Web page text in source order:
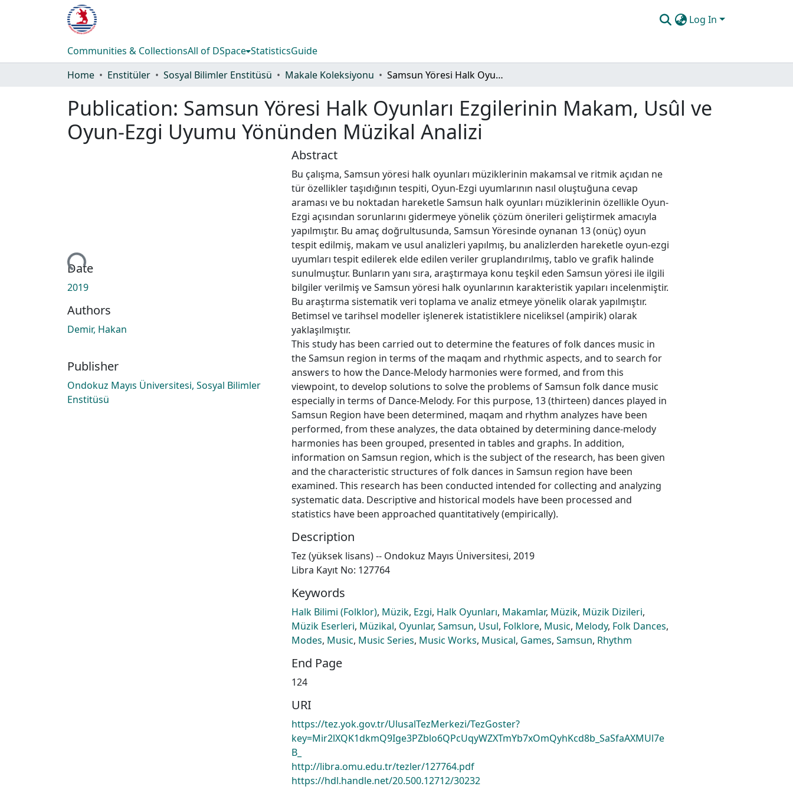
Log In
Communities & CollectionsAll of DSpace StatisticsGuide
Home
Enstitüler Sosyal Bilimler Enstitüsü Makale Koleksiyonu Samsun Yöresi Halk Oyunları Ezgilerinin Makam, Usûl ve Oyun-Ezgi Uyumu Yönünden Müzikal Analizi
Publication: Samsun Yöresi Halk Oyunları Ezgilerinin Makam, Usûl ve
Oyun-Ezgi Uyumu Yönünden Müzikal Analizi
Loading...
Date
2019
Authors
Demir, Hakan
Publisher
Ondokuz Mayıs Üniversitesi, Sosyal Bilimler
Enstitüsü
Abstract
Bu çalışma, Samsun yöresi halk oyunları müziklerinin makamsal ve ritmik açıdan ne
tür özellikler taşıdığının tespiti, Oyun-Ezgi uyumlarının nasıl oluştuğuna cevap
araması ve bu noktadan hareketle Samsun halk oyunları müziklerinin özellikle Oyun-
Ezgi açısından sorunlarını gidermeye yönelik çözüm önerileri geliştirmek amacıyla
yapılmıştır. Bu amaç doğrultusunda, Samsun Yöresinde oynanan 13 (onüç) oyun
tespit edilmiş, makam ve usul analizleri yapılmış, bu analizlerden hareketle oyun-ezgi
uyumları tespit edilerek elde edilen veriler gruplandırılmış, tablo ve grafik halinde
sunulmuştur. Bunların yanı sıra, araştırmaya konu teşkil eden Samsun yöresi ile ilgili
bilgiler verilmiş ve Samsun yöresi halk oyunlarının karakteristik yapıları incelenmiştir.
Bu araştırma sistematik veri toplama ve analiz etmeye yönelik olarak yapılmıştır.
Betimsel ve tarihsel modeller işlenerek istatistiklere niceliksel (ampirik) olarak
yaklaşılmıştır.
This study has been carried out to determine the features of folk dances music in
the Samsun region in terms of the maqam and rhythmic aspects, and to search for
answers to how the Dance-Melody harmonies were formed, and from this
viewpoint, to develop solutions to solve the problems of Samsun folk dance music
especially in terms of Dance-Melody. For this purpose, 13 (thirteen) dances played in
Samsun Region have been determined, maqam and rhythm analyzes have been
performed, from these analyzes, the data obtained by determining dance-melody
harmonies has been grouped, presented in tables and graphs. In addition,
information on Samsun region, which is the subject of the research, has been given
and the characteristic structures of folk dances in Samsun region have been
examined. This research has been conducted intended for collecting and analyzing
systematic data. Descriptive and historical models have been processed and
statistics have been approached quantitatively (empirically).
Description
Tez (yüksek lisans) -- Ondokuz Mayıs Üniversitesi, 2019
Libra Kayıt No: 127764
Keywords
Halk Bilimi (Folklor), Müzik, Ezgi, Halk Oyunları, Makamlar, Müzik, Müzik Dizileri,
Müzik Eserleri, Müzikal, Oyunlar, Samsun, Usul, Folklore, Music, Melody, Folk Dances,
Modes, Music, Music Series, Music Works, Musical, Games, Samsun, Rhythm
End Page
124
URI
https://tez.yok.gov.tr/UlusalTezMerkezi/TezGoster?
key=Mir2lXQK1dkmQ9Ige3PZblo6QPcUqyWZXTmYb7xOmQyhKcd8b_SaSfaAXMUl7e
B_
http://libra.omu.edu.tr/tezler/127764.pdf
https://hdl.handle.net/20.500.12712/30232